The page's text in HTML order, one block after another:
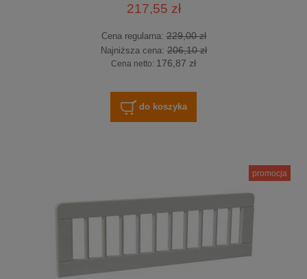
217,55 zł
Cena regularna:229,00 zł
Najniższa cena:206,10 zł
Cena netto: 176,87 zł
do koszyka
promocja